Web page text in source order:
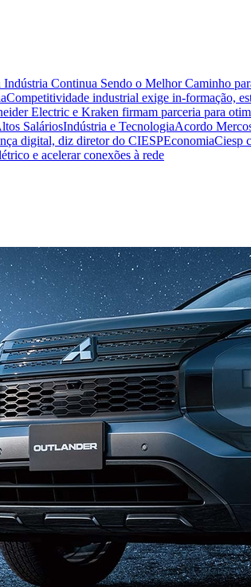
Continua Sendo o Melhor Caminho
Competitividade industrial exige in-formação,
Electric e Kraken firmam parceria para
SaláriosIndústria e TecnologiaAcordo
digital, diz diretor do CIESPEconomiaCiesp
e acelerar conexões à rede